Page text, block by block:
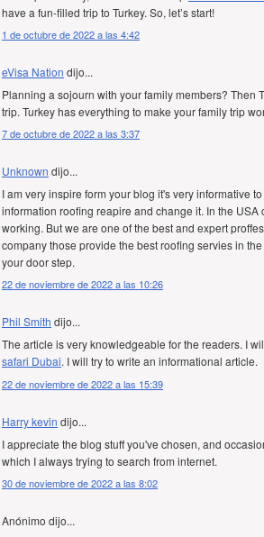
have a fun-filled trip to Turkey. So, let’s start!
1 de octubre de 2022 a las 4:42
eVisa Nation dijo...
Planning a sojourn with your family members? Then
trip. Turkey has everything to make your family trip
7 de octubre de 2022 a las 3:37
Unknown dijo...
I am very inspire form your blog it's very informative
information roofing reapire and change it. In the
working. But we are one of the best and expert
company those provide the best roofing servies in
your door step.
22 de noviembre de 2022 a las 10:26
Phil Smith dijo...
The article is very knowledgeable for the readers. I
safari Dubai. I will try to write an informational article.
22 de noviembre de 2022 a las 15:39
Harry kevin dijo...
I appreciate the blog stuff you've chosen, and
which I always trying to search from internet.
30 de noviembre de 2022 a las 8:02
Anónimo dijo...